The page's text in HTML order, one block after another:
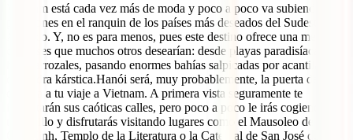
Vietnam está cada vez más de moda y poco a poco va subiendo
posiciones en el ranquin de los países más deseados del Sudeste
Asiático. Y, no es para menos, pues este destino ofrece una mezcla
de países que muchos otros desearían: desde playas paradisíacas
hasta arrozales, pasando enormes bahías salpicadas por acantilados
de piedra kárstica.Hanói será, muy probablemente, la puerta de
entrada a tu viaje a Vietnam. A primera vista seguramente te
impactarán sus caóticas calles, pero poco a poco le irás cogiendo el
tranquillo y disfrutarás visitando lugares como el Mausoleo de Ho
Chi Minh, Templo de la Literatura o la Catedral de San José de